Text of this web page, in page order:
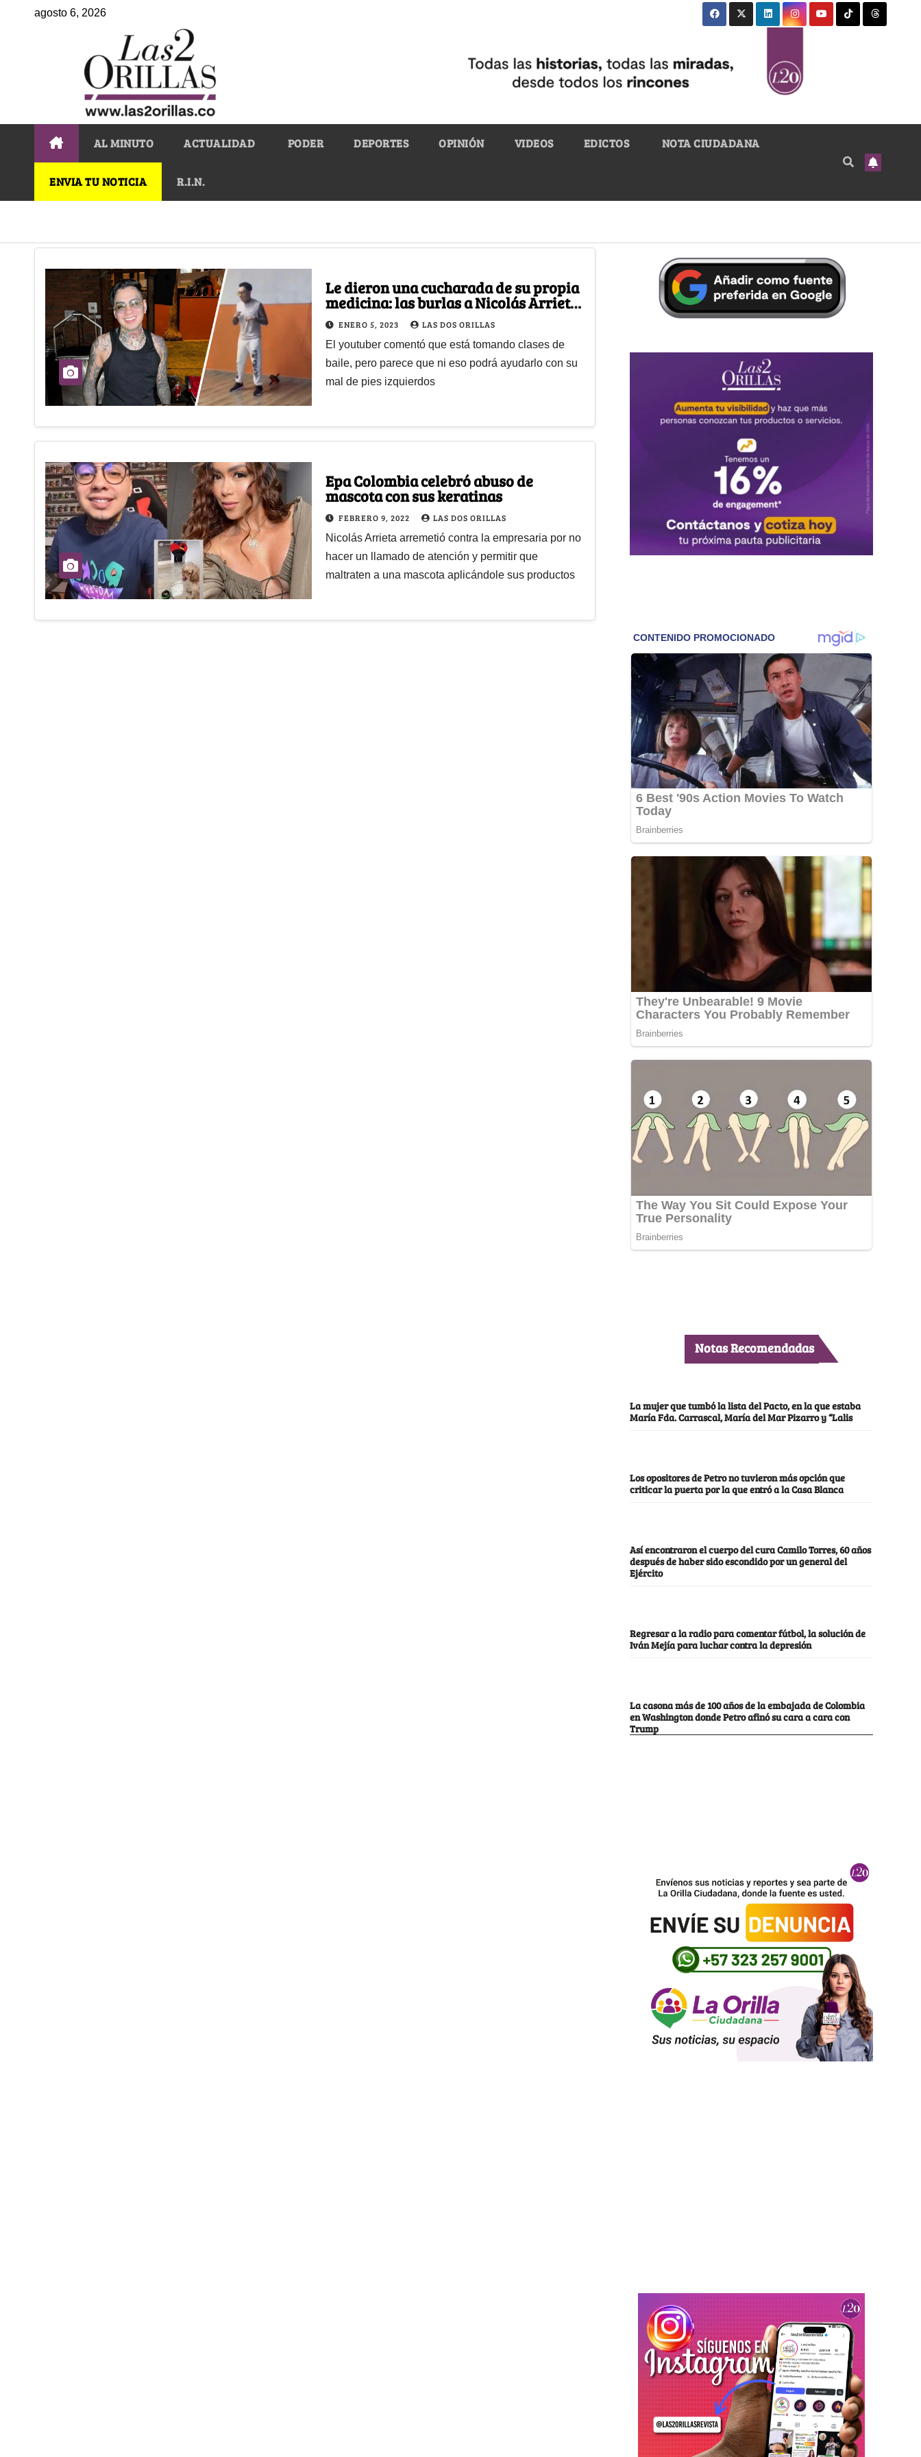
agosto 6, 2026
AL MINUTO ACTUALIDAD PODER DEPORTES OPINIÓN VIDEOS EDICTOS NOTA CIUDADANA
ENVIA TU NOTICIA R.I.N.
Le dieron una cucharada de su propia
medicina: las burlas a Nicolás Arrieta
por ser un tronco al bailar
ENERO 5, 2023 LAS DOS ORILLAS
El youtuber comentó que está tomando clases de
baile, pero parece que ni eso podrá ayudarlo con su
mal de pies izquierdos
Epa Colombia celebró abuso de
mascota con sus keratinas
FEBRERO 9, 2022 LAS DOS ORILLAS
Nicolás Arrieta arremetió contra la empresaria por no
hacer un llamado de atención y permitir que
maltraten a una mascota aplicándole sus productos
Notas Recomendadas
La mujer que tumbó la lista del Pacto, en la que estaba
María Fda. Carrascal, María del Mar Pizarro y “Lalis
Los opositores de Petro no tuvieron más opción que
criticar la puerta por la que entró a la Casa Blanca
Así encontraron el cuerpo del cura Camilo Torres, 60 años
después de haber sido escondido por un general del
Ejército
Regresar a la radio para comentar fútbol, la solución de
Iván Mejía para luchar contra la depresión
La casona más de 100 años de la embajada de Colombia
en Washington donde Petro afinó su cara a cara con
Trump